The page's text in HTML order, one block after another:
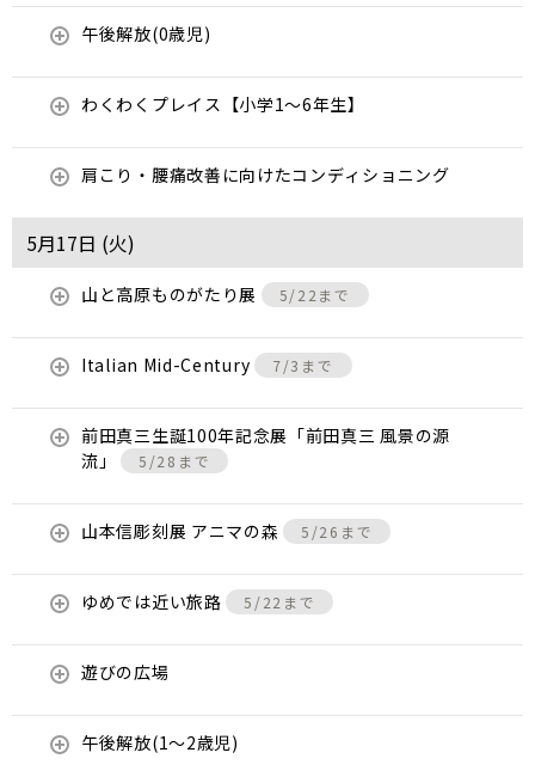
午後解放(0歳児)
わくわくプレイス【小学1～6年生】
肩こり・腰痛改善に向けたコンディショニング
5月17日 (火)
山と高原ものがたり展 5/22まで
Italian Mid-Century 7/3まで
前田真三生誕100年記念展「前田真三 風景の源
流」
5/28まで
山本信彫刻展 アニマの森 5/26まで
ゆめでは近い旅路 5/22まで
遊びの広場
午後解放(1～2歳児)